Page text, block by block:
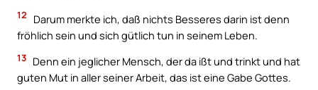
12
Darum merkte ich, daß nichts Besseres darin ist denn
fröhlich sein und sich gütlich tun in seinem Leben.
13 Denn ein jeglicher Mensch, der da ißt und trinkt und hat
guten Mut in aller seiner Arbeit, das ist eine Gabe Gottes.